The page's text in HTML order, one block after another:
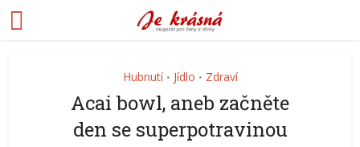
Hubnutí • Jídlo • Zdraví
Acai bowl, aneb začněte
den se superpotravinou